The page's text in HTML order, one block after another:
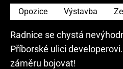
Opozice Výstavba
Radnice se chystá
Příborské ulici
záměru bojovat!